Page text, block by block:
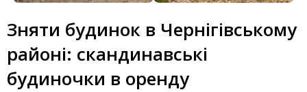
Зняти будинок в Чернігівському
районі: скандинавські
будиночки в оренду